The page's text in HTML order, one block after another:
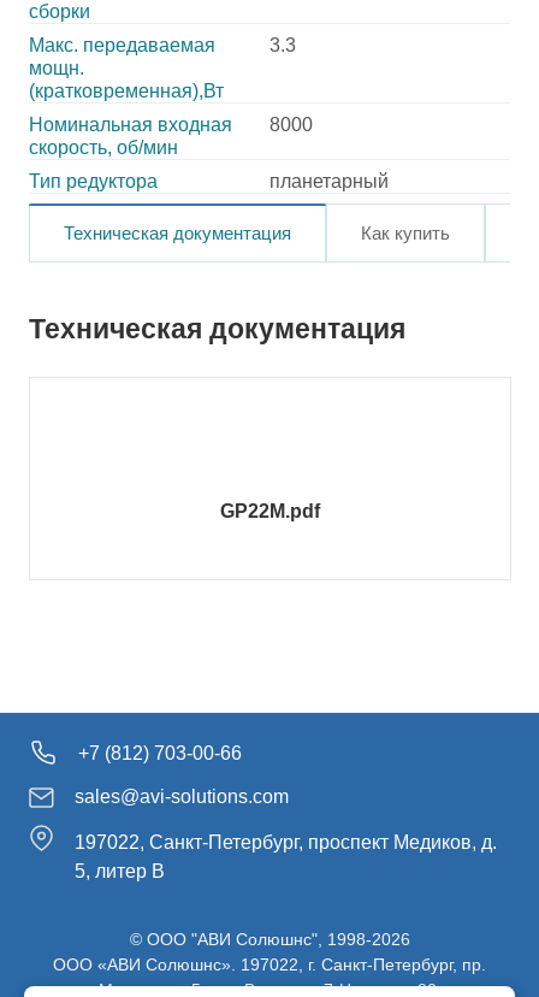
сборки
Макс. передаваемая
мощн.
(кратковременная),Вт
3.3
Номинальная входная
скорость, об/мин
8000
Тип редуктора планетарный
Техническая документация Как купить
Техническая документация
GP22M.pdf
+7 (812) 703-00-66
sales@avi-solutions.com
197022, Санкт-Петербург, проспект Медиков, д.
5, литер В
© ООО "АВИ Солюшнс", 1998-2026
ООО «АВИ Солюшнс». 197022, г. Санкт-Петербург, пр.
Медиков, д.5, лит. В, ч. пом. 7-Н, ч. ком. 82.